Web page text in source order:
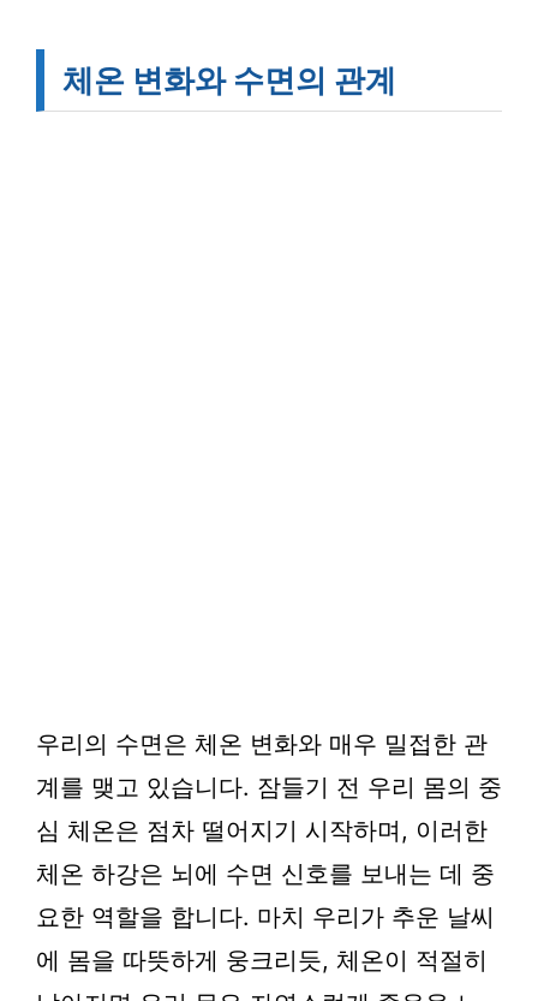
체온 변화와 수면의 관계
우리의 수면은 체온 변화와 매우 밀접한 관
계를 맺고 있습니다. 잠들기 전 우리 몸의 중
심 체온은 점차 떨어지기 시작하며, 이러한
체온 하강은 뇌에 수면 신호를 보내는 데 중
요한 역할을 합니다. 마치 우리가 추운 날씨
에 몸을 따뜻하게 웅크리듯, 체온이 적절히